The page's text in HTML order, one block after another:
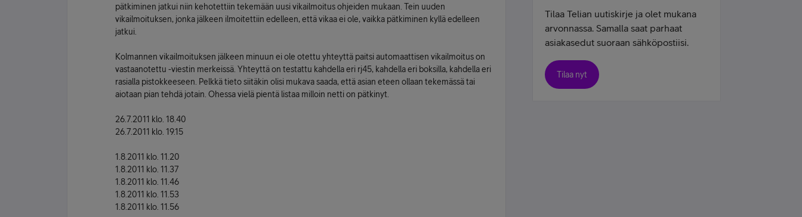
pätkiminen jatkui niin kehotettiin tekemään uusi vikailmoitus ohjeiden mukaan. Tein uuden
vikailmoituksen, jonka jälkeen ilmoitettiin edelleen, että vikaa ei ole, vaikka pätkiminen kyllä edelleen
jatkui.
Kolmannen vikailmoituksen jälkeen minuun ei ole otettu yhteyttä paitsi automaattisen vikailmoitus on
vastaanotettu -viestin merkeissä. Yhteyttä on testattu kahdella eri rj45, kahdella eri boksilla, kahdella eri
rasialla pistokkeeseen. Pelkkä tieto siitäkin olisi mukava saada, että asian eteen ollaan tekemässä tai
aiotaan pian tehdä jotain. Ohessa vielä pientä listaa milloin netti on pätkinyt.
26.7.2011 klo. 18.40
26.7.2011 klo. 19.15
1.8.2011 klo. 11.20
1.8.2011 klo. 11.37
1.8.2011 klo. 11.46
1.8.2011 klo. 11.53
1.8.2011 klo. 11.56
Tilaa Telian uutiskirje ja olet mukana
arvonnassa. Samalla saat parhaat
asiakasedut suoraan sähköpostiisi.
Tilaa nyt